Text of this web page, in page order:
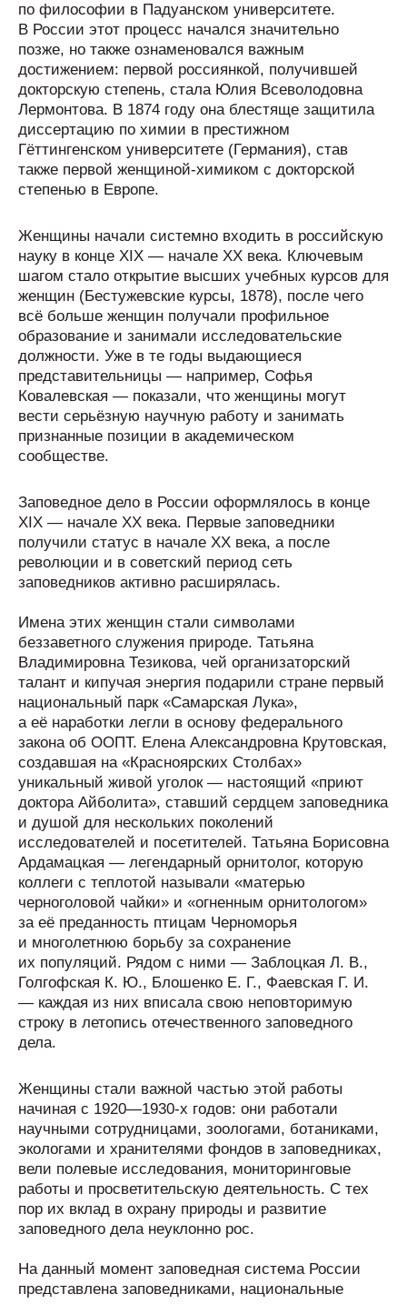
по философии в Падуанском университете.
В России этот процесс начался значительно
позже, но также ознаменовался важным
достижением: первой россиянкой, получившей
докторскую степень, стала Юлия Всеволодовна
Лермонтова. В 1874 году она блестяще защитила
диссертацию по химии в престижном
Гёттингенском университете (Германия), став
также первой женщиной-химиком с докторской
степенью в Европе.
Женщины начали системно входить в российскую
науку в конце XIX — начале XX века. Ключевым
шагом стало открытие высших учебных курсов для
женщин (Бестужевские курсы, 1878), после чего
всё больше женщин получали профильное
образование и занимали исследовательские
должности. Уже в те годы выдающиеся
представительницы — например, Софья
Ковалевская — показали, что женщины могут
вести серьёзную научную работу и занимать
признанные позиции в академическом
сообществе.
Заповедное дело в России оформлялось в конце
XIX — начале XX века. Первые заповедники
получили статус в начале XX века, а после
революции и в советский период сеть
заповедников активно расширялась.
Имена этих женщин стали символами
беззаветного служения природе. Татьяна
Владимировна Тезикова, чей организаторский
талант и кипучая энергия подарили стране первый
национальный парк «Самарская Лука»,
а её наработки легли в основу федерального
закона об ООПТ. Елена Александровна Крутовская,
создавшая на «Красноярских Столбах»
уникальный живой уголок — настоящий «приют
доктора Айболита», ставший сердцем заповедника
и душой для нескольких поколений
исследователей и посетителей. Татьяна Борисовна
Ардамацкая — легендарный орнитолог, которую
коллеги с теплотой называли «матерью
черноголовой чайки» и «огненным орнитологом»
за её преданность птицам Черноморья
и многолетнюю борьбу за сохранение
их популяций. Рядом с ними — Заблоцкая Л. В.,
Голгофская К. Ю., Блошенко Е. Г., Фаевская Г. И.
— каждая из них вписала свою неповторимую
строку в летопись отечественного заповедного
дела.
Женщины стали важной частью этой работы
начиная с 1920—1930-х годов: они работали
научными сотрудницами, зоологами, ботаниками,
экологами и хранителями фондов в заповедниках,
вели полевые исследования, мониторинговые
работы и просветительскую деятельность. С тех
пор их вклад в охрану природы и развитие
заповедного дела неуклонно рос.
На данный момент заповедная система России
представлена заповедниками, национальные